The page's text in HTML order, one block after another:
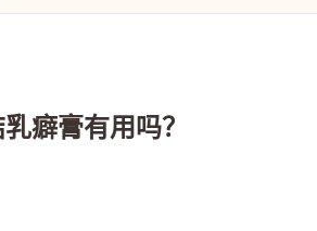
癖膏有用吗？